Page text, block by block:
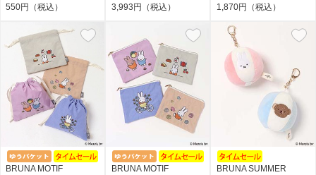
550円（税込） 3,993円（税込） 1,870円（税込）
BRUNA MOTIF
BRUNA MOTIF
BRUNA SUMMER